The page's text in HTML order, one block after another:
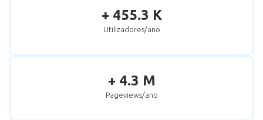
+ 455.3 K
Utilizadores/ano
+ 4.3 M
Pageviews/ano